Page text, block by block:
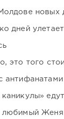
новых
дней
это того
любимый Женя